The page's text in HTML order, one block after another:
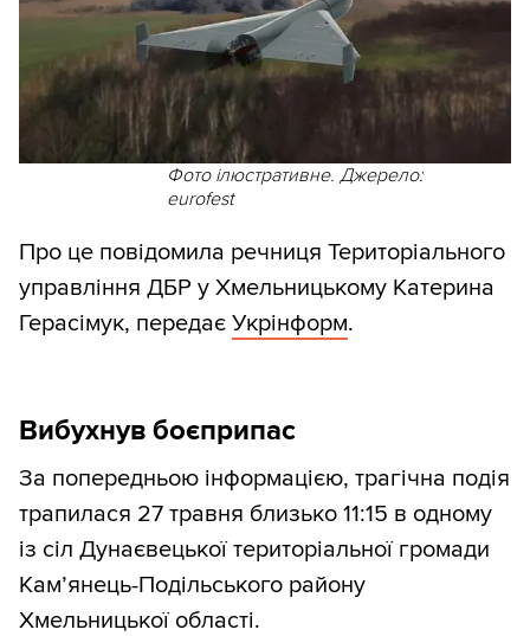
Фото ілюстративне. Джерело:
eurofest
Про це повідомила речниця Територіального
управління ДБР у Хмельницькому Катерина
Герасімук, передає Укрінформ.
Вибухнув боєприпас
За попередньою інформацією, трагічна подія
трапилася 27 травня близько 11:15 в одному
із сіл Дунаєвецької територіальної громади
Кам’янець-Подільського району
Хмельницької області.